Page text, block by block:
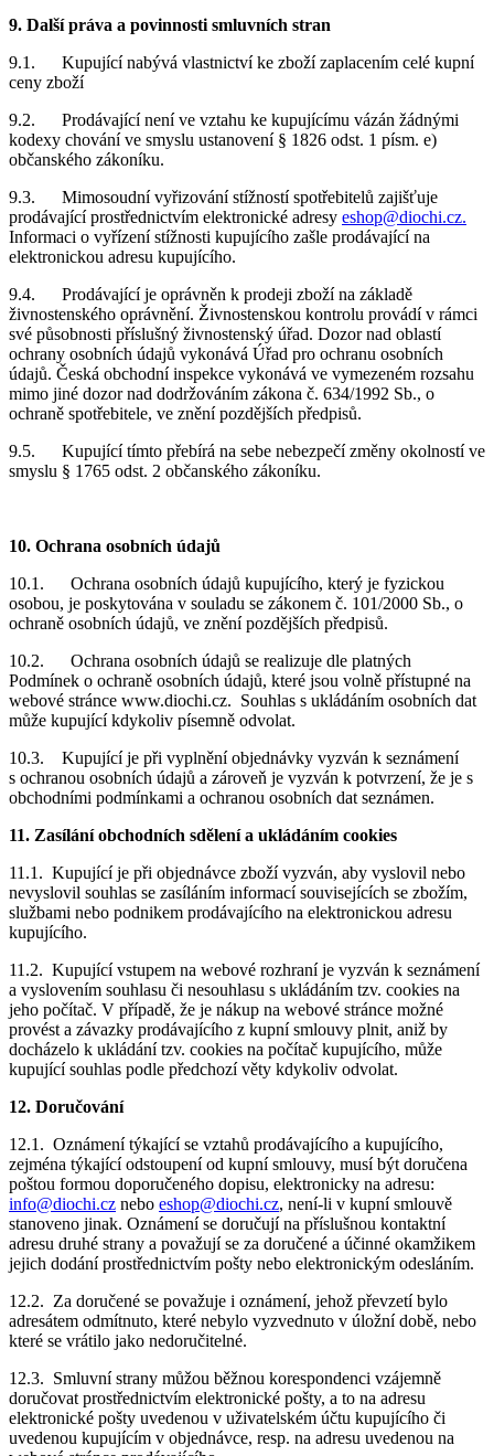
9. Další práva a povinnosti smluvních stran
9.1. Kupující nabývá vlastnictví ke zboží zaplacením celé kupní
ceny zboží
9.2. Prodávající není ve vztahu ke kupujícímu vázán žádnými
kodexy chování ve smyslu ustanovení § 1826 odst. 1 písm. e)
občanského zákoníku.
9.3. Mimosoudní vyřizování stížností spotřebitelů zajišťuje
prodávající prostřednictvím elektronické adresy eshop@diochi.cz.
Informaci o vyřízení stížnosti kupujícího zašle prodávající na
elektronickou adresu kupujícího.
9.4. Prodávající je oprávněn k prodeji zboží na základě
živnostenského oprávnění. Živnostenskou kontrolu provádí v rámci
své působnosti příslušný živnostenský úřad. Dozor nad oblastí
ochrany osobních údajů vykonává Úřad pro ochranu osobních
údajů. Česká obchodní inspekce vykonává ve vymezeném rozsahu
mimo jiné dozor nad dodržováním zákona č. 634/1992 Sb., o
ochraně spotřebitele, ve znění pozdějších předpisů.
9.5. Kupující tímto přebírá na sebe nebezpečí změny okolností ve
smyslu § 1765 odst. 2 občanského zákoníku.
10. Ochrana osobních údajů
10.1. Ochrana osobních údajů kupujícího, který je fyzickou
osobou, je poskytována v souladu se zákonem č. 101/2000 Sb., o
ochraně osobních údajů, ve znění pozdějších předpisů.
10.2. Ochrana osobních údajů se realizuje dle platných
Podmínek o ochraně osobních údajů, které jsou volně přístupné na
webové stránce www.diochi.cz. Souhlas s ukládáním osobních dat
může kupující kdykoliv písemně odvolat.
10.3. Kupující je při vyplnění objednávky vyzván k seznámení
s ochranou osobních údajů a zároveň je vyzván k potvrzení, že je s
obchodními podmínkami a ochranou osobních dat seznámen.
11. Zasílání obchodních sdělení a ukládáním cookies
11.1. Kupující je při objednávce zboží vyzván, aby vyslovil nebo
nevyslovil souhlas se zasíláním informací souvisejících se zbožím,
službami nebo podnikem prodávajícího na elektronickou adresu
kupujícího.
11.2. Kupující vstupem na webové rozhraní je vyzván k seznámení
a vyslovením souhlasu či nesouhlasu s ukládáním tzv. cookies na
jeho počítač. V případě, že je nákup na webové stránce možné
provést a závazky prodávajícího z kupní smlouvy plnit, aniž by
docházelo k ukládání tzv. cookies na počítač kupujícího, může
kupující souhlas podle předchozí věty kdykoliv odvolat.
12. Doručování
12.1. Oznámení týkající se vztahů prodávajícího a kupujícího,
zejména týkající odstoupení od kupní smlouvy, musí být doručena
poštou formou doporučeného dopisu, elektronicky na adresu:
info@diochi.cz nebo eshop@diochi.cz, není-li v kupní smlouvě
stanoveno jinak. Oznámení se doručují na příslušnou kontaktní
adresu druhé strany a považují se za doručené a účinné okamžikem
jejich dodání prostřednictvím pošty nebo elektronickým odesláním.
12.2. Za doručené se považuje i oznámení, jehož převzetí bylo
adresátem odmítnuto, které nebylo vyzvednuto v úložní době, nebo
které se vrátilo jako nedoručitelné.
12.3. Smluvní strany můžou běžnou korespondenci vzájemně
doručovat prostřednictvím elektronické pošty, a to na adresu
elektronické pošty uvedenou v uživatelském účtu kupujícího či
uvedenou kupujícím v objednávce, resp. na adresu uvedenou na